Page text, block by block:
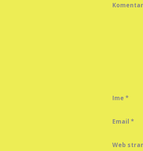
Komentar
Ime *
Email *
Web